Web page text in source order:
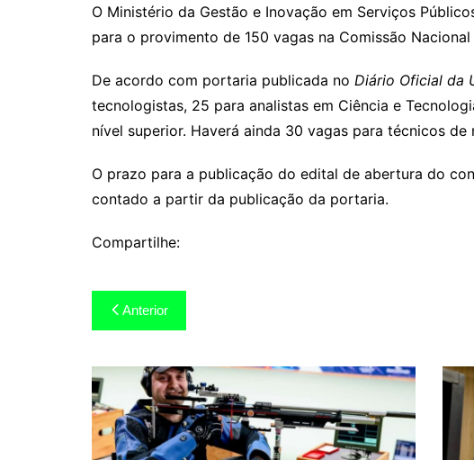
p
y
Li
n
k
at
s
A
p
p
e
gr
a
m
er t
k
e
dI
n
ai
l
o
gl
e
Cl
a
s
sr
s
s
e
n
g
er
O Ministério da Gestão e Inovação em Serviços
para o provimento de 150 vagas na Comissão
De acordo com portaria publicada no Diário Oficial da
tecnologistas, 25 para analistas em Ciência e
nível superior. Haverá ainda 30 vagas para técnicos de
O prazo para a publicação do edital de abertura do
contado a partir da publicação da portaria.
Compartilhe:
Navegação
de
Post
Anterior